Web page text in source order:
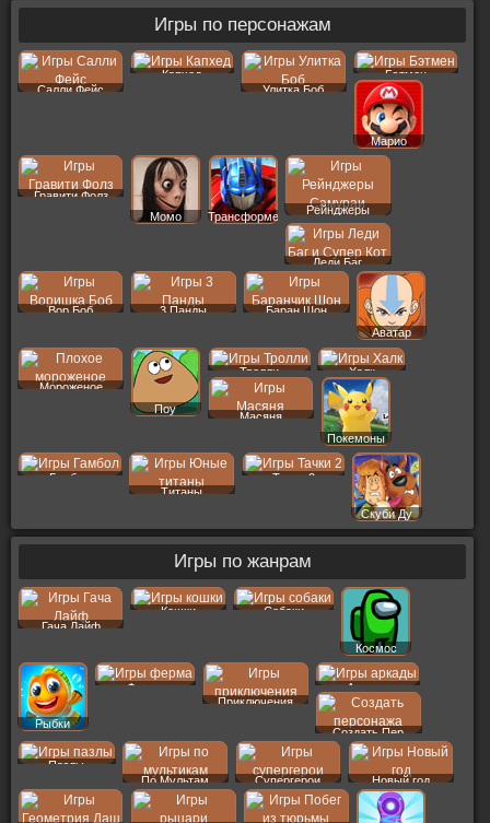
Игры по персонажам
Салли Фейс
Капхед
Улитка Боб
Бэтмен
Марио
Гравити Фолз
Момо
Трансформеры
Рейнджеры
Леди Баг
Вор Боб 3 Панды
Баран Шон
Аватар
Мороженое
Поу
Тролли Халк
Масяня
Покемоны
Гамбол
Титаны
Тачки 2
Скуби Ду
Игры по жанрам
Гача Лайф
Кошки Собаки
Космос
Рыбки
Ферма
Приключения
Аркады
Создать Пер
Пазлы
По Мультам
Супергерои Новый год